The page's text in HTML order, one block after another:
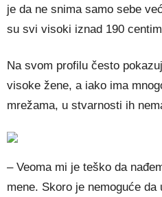
je da ne snima samo sebe
su svi visoki iznad 190
Na svom profilu često
visoke žene, a iako ima
mrežama, u stvarnosti ih
– Veoma mi je teško da
mene. Skoro je nemoguće da